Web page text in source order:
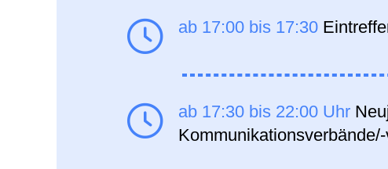
ab 17:00 bis 17:30
ab 17:30 bis 22:00 Uhr